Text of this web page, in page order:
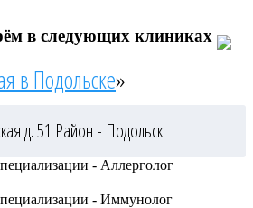
в следующих клиниках
в Подольске»
д. 51 Район - Подольск
- Аллерголог
- Иммунолог